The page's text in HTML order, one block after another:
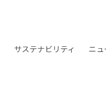
サステナビリティ ニ